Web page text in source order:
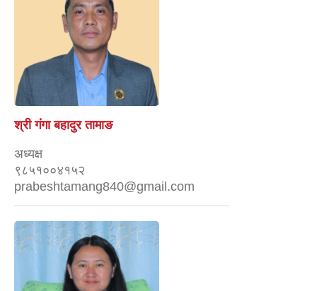
श्री गंगा बहादुर तामाङ
अध्यक्ष
९८५१००४१५२
prabeshtamang840@gmail.com